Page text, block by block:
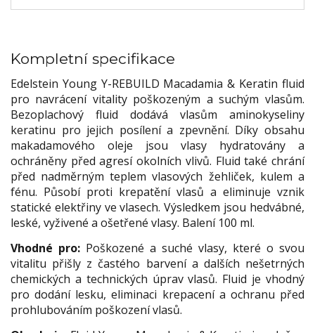
Kompletní specifikace
Edelstein Young Y-REBUILD Macadamia & Keratin fluid
pro navrácení vitality poškozeným a suchým vlasům.
Bezoplachový fluid dodává vlasům aminokyseliny
keratinu pro jejich posílení a zpevnění. Díky obsahu
makadamového oleje jsou vlasy hydratovány a
ochráněny před agresí okolních vlivů. Fluid také chrání
před nadměrným teplem vlasových žehliček, kulem a
fénu. Působí proti krepatění vlasů a eliminuje vznik
statické elektřiny ve vlasech. Výsledkem jsou hedvábné,
leské, vyživené a ošetřené vlasy. Balení 100 ml.
Vhodné pro: Poškozené a suché vlasy, které o svou
vitalitu přišly z častého barvení a dalších nešetrných
chemických a technických úprav vlasů. Fluid je vhodný
pro dodání lesku, eliminaci krepacení a ochranu před
prohlubováním poškození vlasů.